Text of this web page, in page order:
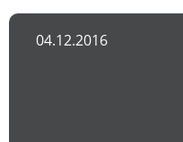
04.12.2016